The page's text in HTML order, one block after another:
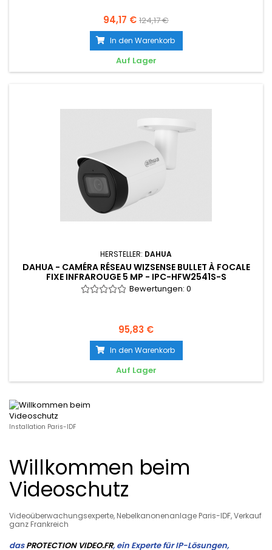
94,17 € 124,17 €
In den Warenkorb
Auf Lager
HERSTELLER: DAHUA
DAHUA - CAMÉRA RÉSEAU WIZSENSE BULLET À FOCALE
FIXE INFRAROUGE 5 MP - IPC-HFW2541S-S
Bewertungen: 0
95,83 €
In den Warenkorb
Auf Lager
Installation Paris-IDF
Willkommen beim
Videoschutz
Videoüberwachungsexperte, Nebelkanonenanlage Paris-IDF, Verkauf
ganz Frankreich
dasPROTECTION VIDEO.FR, ein Experte für IP-Lösungen,